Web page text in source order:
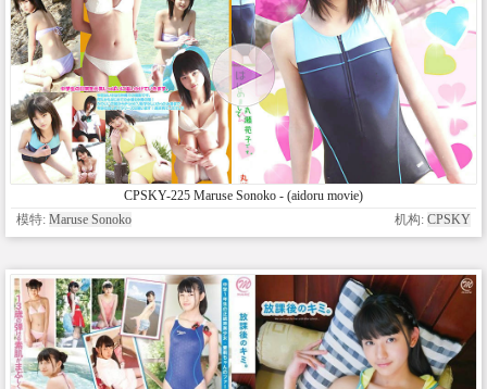
CPSKY-225 Maruse Sonoko - (aidoru movie)
模特: Maruse Sonoko 机构: CPSKY